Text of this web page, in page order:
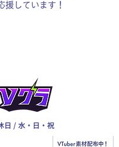
援しています！
日 / 水・日・祝